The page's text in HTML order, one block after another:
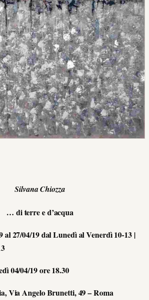
Silvana Chiozza
… di terre e d’acqua
al 27/04/19 dal Lunedì al Venerdì 10-13 |
04/04/19 ore 18.30
Via Angelo Brunetti, 49 – Roma